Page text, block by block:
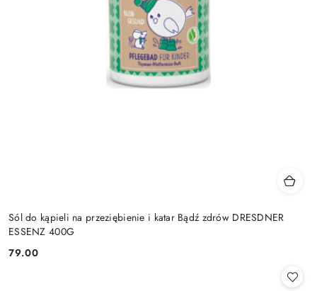
Sól do kąpieli na przeziębienie i katar Bądź zdrów DRESDNER
ESSENZ 400G
Cena:
79.00